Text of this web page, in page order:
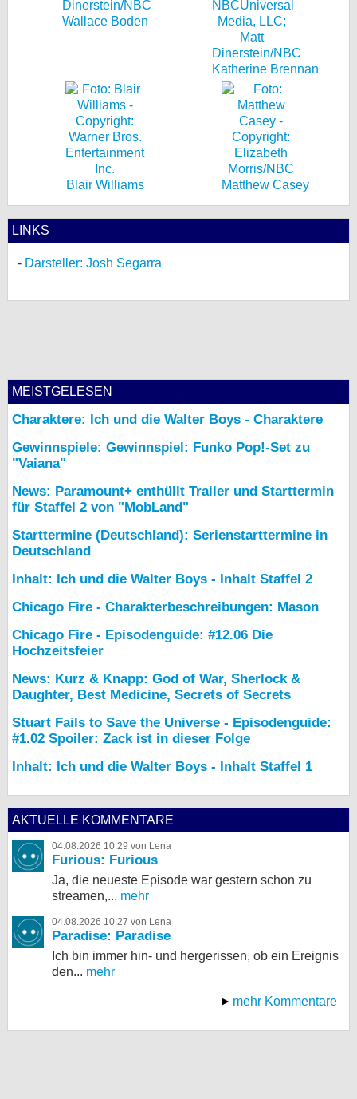
Wallace Boden
Katherine Brennan
Blair Williams Matthew Casey
LINKS
Darsteller: Josh Segarra
MEISTGELESEN
Charaktere: Ich und die Walter Boys - Charaktere
Gewinnspiele: Gewinnspiel: Funko Pop!-Set zu
"Vaiana"
News: Paramount+ enthüllt Trailer und Starttermin
für Staffel 2 von "MobLand"
Starttermine (Deutschland): Serienstarttermine in
Deutschland
Inhalt: Ich und die Walter Boys - Inhalt Staffel 2
Chicago Fire - Charakterbeschreibungen: Mason
Chicago Fire - Episodenguide: #12.06 Die
Hochzeitsfeier
News: Kurz & Knapp: God of War, Sherlock &
Daughter, Best Medicine, Secrets of Secrets
Stuart Fails to Save the Universe - Episodenguide:
#1.02 Spoiler: Zack ist in dieser Folge
Inhalt: Ich und die Walter Boys - Inhalt Staffel 1
AKTUELLE KOMMENTARE
04.08.2026 10:29 von Lena
Furious: Furious
Ja, die neueste Episode war gestern schon zu
streamen,... mehr
04.08.2026 10:27 von Lena
Paradise: Paradise
Ich bin immer hin- und hergerissen, ob ein Ereignis
den... mehr
mehr Kommentare